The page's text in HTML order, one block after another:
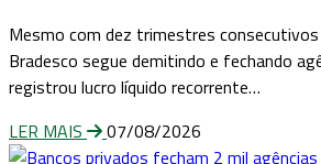
Mesmo com dez trimestres
Bradesco segue demitindo e fechando
registrou lucro líquido recorrente…
LER MAIS
07/08/2026